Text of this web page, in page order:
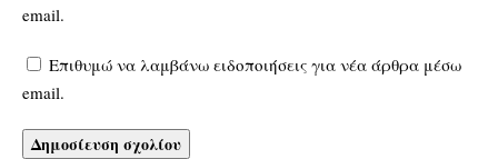
email.
Επιθυμώ να λαμβάνω ειδοποιήσεις για νέα άρθρα μέσω
email.